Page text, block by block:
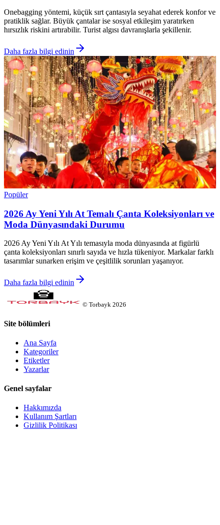
Onebagging yöntemi, küçük sırt çantasıyla seyahat ederek konfor ve
pratiklik sağlar. Büyük çantalar ise sosyal etkileşim yaratırken
hırsızlık riskini artırabilir. Turist algısı davranışlarla şekillenir.
Daha fazla bilgi edinin
Popüler
2026 Ay Yeni Yılı At Temalı Çanta Koleksiyonları ve
Moda Dünyasındaki Durumu
2026 Ay Yeni Yılı At Yılı temasıyla moda dünyasında at figürlü
çanta koleksiyonları sınırlı sayıda ve hızla tükeniyor. Markalar farklı
tasarımlar sunarken erişim ve çeşitlilik sorunları yaşanıyor.
Daha fazla bilgi edinin
© Torbayk 2026
Site bölümleri
Ana Sayfa
Kategoriler
Etiketler
Yazarlar
Genel sayfalar
Hakkımızda
Kullanım Şartları
Gizlilik Politikası